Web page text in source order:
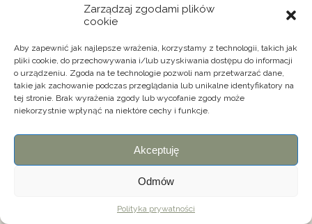
Zarządzaj zgodami plików
cookie
Aby zapewnić jak najlepsze wrażenia, korzystamy z technologii, takich jak
pliki cookie, do przechowywania i/lub uzyskiwania dostępu do informacji
o urządzeniu. Zgoda na te technologie pozwoli nam przetwarzać dane,
takie jak zachowanie podczas przeglądania lub unikalne identyfikatory na
tej stronie. Brak wyrażenia zgody lub wycofanie zgody może
niekorzystnie wpłynąć na niektóre cechy i funkcje.
Akceptuję
Odmów
Polityka prywatności